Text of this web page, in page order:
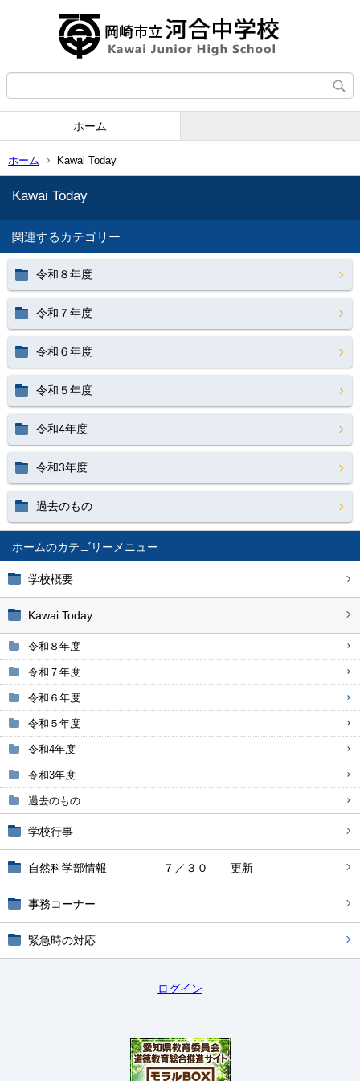
ホーム
ホーム Kawai Today
ホーム
学校概要
Kawai Today
令和８年度
令和７年度
令和６年度
令和５年度
令和4年度
令和3年度
過去のもの
学校行事
自然科学部情報 ７／３０ 更新
事務コーナー
緊急時の対応
ログイン
Kawai Today
関連するカテゴリー
令和８年度
令和７年度
令和６年度
令和５年度
令和4年度
令和3年度
過去のもの